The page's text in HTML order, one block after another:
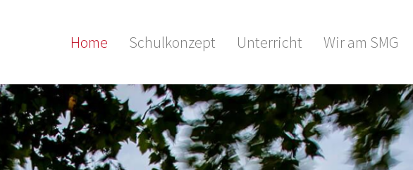
Home Schulkonzept Unterricht Wir am SMG